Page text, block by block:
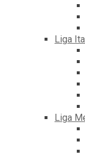
Liga
Liga